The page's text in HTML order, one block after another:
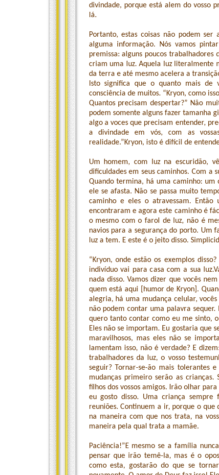
divindade, porque está alem do vosso
lá.
Portanto, estas coisas não podem ser
alguma informação. Nós vamos
premissa: alguns poucos trabalhadores
criam uma luz. Aquela luz literalmente
da terra e até mesmo acelera a
Isto significa que o quanto mais de
consciência de muitos. “Kryon, como
Quantos precisam despertar?” Não
podem somente alguns fazer tamanha
algo a voces que precisam entender,
a divindade em vós, com as
realidade.”Kryon, isto é difícil de
Um homem, com luz na escuridão,
dificuldades em seus caminhos. Com
Quando termina, há uma caminho:
ele se afasta. Não se passa muito
caminho e eles o atravessam.
encontraram e agora este caminho é
o mesmo com o farol de luz, não é
navios para a segurança do porto. Um
luz a tem. E este é o jeito disso.
“Kryon, onde estão os exemplos
indivíduo vai para casa com a sua
nada disso. Vamos dizer que vocês
quem está aqui [humor de Kryon].
alegria, há uma mudança celular,
não podem contar uma palavra
quero tanto contar como eu me sinto,
Eles não se importam. Eu gostaria que
maravilhosos, mas eles não se
lamentam isso, não é verdade? E
trabalhadores da luz, o vosso
seguir? Tornar-se-ão mais tolerantes
mudanças primeiro serão as crianças.
filhos dos vossos amigos. Irão olhar
eu gosto disso. Uma criança
reuniões. Continuem a ir, porque o
na maneira com que nos trata, na
maneira pela qual trata a mamãe.
Paciência!”E mesmo se a família
pensar que irão temê-la, mas é o
como esta, gostarão do que se